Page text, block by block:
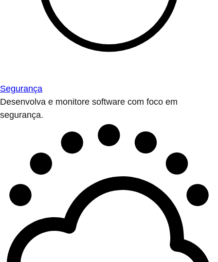
Segurança
Desenvolva e monitore software com foco em
segurança.